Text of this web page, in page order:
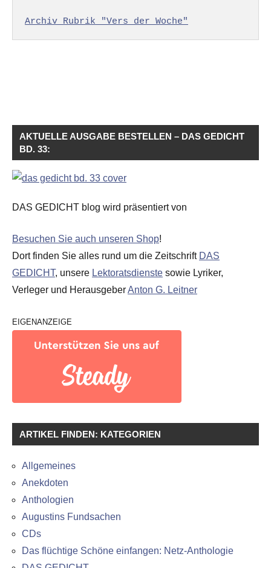
Archiv Rubrik "Vers der Woche"
AKTUELLE AUSGABE BESTELLEN – DAS GEDICHT
BD. 33:
DAS GEDICHT blog wird präsentiert von
Besuchen Sie auch unseren Shop!
Dort finden Sie alles rund um die Zeitschrift DAS
GEDICHT, unsere Lektoratsdienste sowie Lyriker,
Verleger und HerausgeberAnton G. Leitner
EIGENANZEIGE
ARTIKEL FINDEN: KATEGORIEN
Allgemeines
Anekdoten
Anthologien
Augustins Fundsachen
CDs
Das flüchtige Schöne einfangen: Netz-Anthologie